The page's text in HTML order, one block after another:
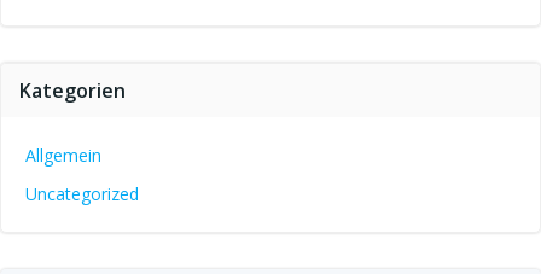
Kategorien
Allgemein
Uncategorized